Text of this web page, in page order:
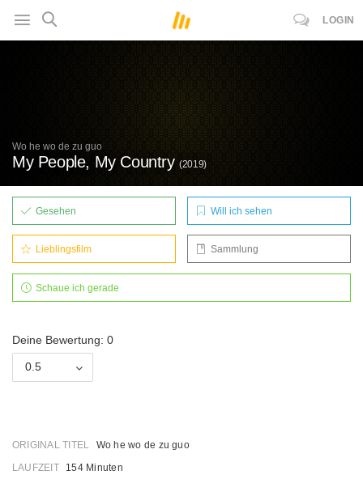
LOGIN
Wo he wo de zu guo
My People, My Country(2019)
Gesehen Will ich sehen
Lieblingsfilm Sammlung
Schaue ich gerade
Deine Bewertung: 0
0.5
ORIGINAL TITEL
Wo he wo de zu guo
LAUFZEIT
154 Minuten